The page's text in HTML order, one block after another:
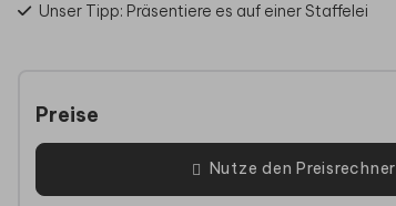
Unser Tipp: Präsentiere es auf einer Staffelei
Preise
Nutze den Preisrechner